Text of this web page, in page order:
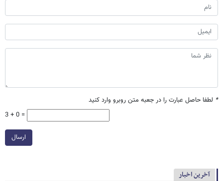
* لطفا حاصل عبارت را در جعبه متن روبرو وارد کنید
3 + 0 =
ارسال
آخرین اخبار